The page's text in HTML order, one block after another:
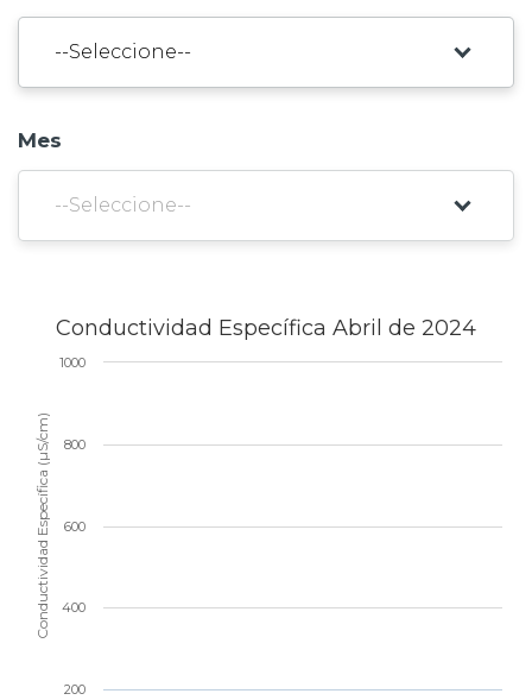
Acceso trabajadores/as
Mes
Conductividad Específica (µS/cm)
Conductividad Específica Abril de 2024
200
400
600
800
1000